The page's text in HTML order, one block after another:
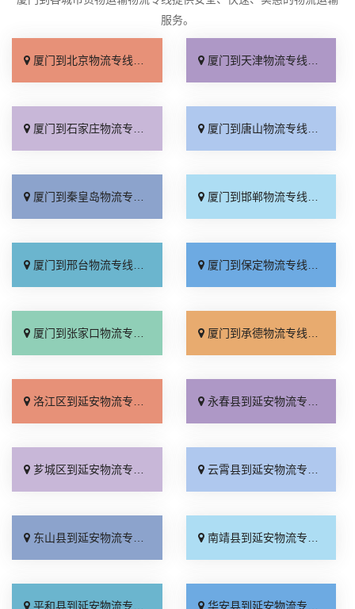
服务。
厦门到北京物流专线_直达不中转「送货到门」 厦门到天津物流专线_运保时效「高效快运」
厦门到石家庄物流专线_准时准点「多少公里」 厦门到唐山物流专线_全境派送「收费介绍」
厦门到秦皇岛物流专线_高效运输「运保时效」 厦门到邯郸物流专线_物流拼车「全境配送」
厦门到邢台物流专线_专业靠谱「上门提货」 厦门到保定物流专线_全程直达「高效运输」
厦门到张家口物流专线_全境派送「多久能到」 厦门到承德物流专线_专业调车「合理收费」
洛江区到延安物流专线_专线直达「高效运输」 永春县到延安物流专线_多久能到「要几天到」
芗城区到延安物流专线_合同承运「服务周到」 云霄县到延安物流专线_省事省心「市县派送」
东山县到延安物流专线_费用多少「运费多少」 南靖县到延安物流专线_上门取件「快速直达」
平和县到延安物流专线_高速快运「专业靠谱」 华安县到延安物流专线_上门取件「来电咨询」